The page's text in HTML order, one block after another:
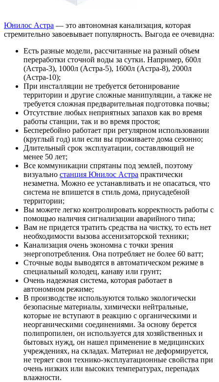
АКЦИЯ!
Септик без откачки и запаха с монтажом под ключ от
ЗАКАЗАТЬ ЗВОНОК
Юнилос Астра — это автономная канализация, которая
стремительно завоевывает популярность. Выгода ее очевидна:
Есть разные модели, рассчитанные на разный объем
переработки сточной воды за сутки. Например, 600л
(Астра-3), 1000л (Астра-5), 1600л (Астра-8), 2000л
(Астра-10);
При инсталляции не требуется бетонирование
территории и другие сложные манипуляции, а также не
требуется сложная предварительная подготовка почвы;
Отсутствие любых неприятных запахов как во время
работы станции, так и во время простоя;
Бесперебойно работает при регулярном использовании
(круглый год) или если вы проживаете дома сезонно;
Длительный срок эксплуатации, составляющий не
менее 50 лет;
Все коммуникации спрятаны под землей, поэтому
визуально станция Юнилос Астра практически
незаметна. Можно ее устанавливать и не опасаться, что
система не впишется в стиль дома, приусадебной
территории;
Вы можете легко контролировать корректность работы с
помощью наличия сигнализации аварийного типа;
Вам не придется тратить средства на чистку, то есть нет
необходимости вызова ассенизаторской техники;
Канализация очень экономна с точки зрения
энергопотребления. Она потребляет не более 60 ватт;
Сточные воды выводятся в автоматическом режиме в
специальный колодец, канаву или грунт;
Очень надежная система, которая работает в
автономном режиме;
В производстве используются только экологически
безопасные материалы, химически нейтральные,
которые не вступают в реакцию с органическими и
неорганическими соединениями. За основу берется
полипропилен, он используется для хозяйственных и
бытовых нужд, он нашел применение в медицинских
учреждениях, на складах. Материал не деформируется,
не теряет свои технико-эксплуатационные свойства при
очень низких или высоких температурах, перепадах
влажности.